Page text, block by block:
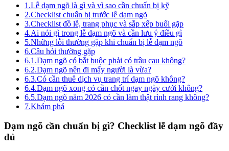
1.Lễ dạm ngõ là gì và vì sao cần chuẩn bị kỹ
2.Checklist chuẩn bị trước lễ dạm ngõ
3.Checklist đồ lễ, trang phục và sắp xếp buổi gặp
4.Ai nói gì trong lễ dạm ngõ và cần lưu ý điều gì
5.Những lỗi thường gặp khi chuẩn bị lễ dạm ngõ
6.Câu hỏi thường gặp
6.1.Dạm ngõ có bắt buộc phải có trầu cau không?
6.2.Dạm ngõ nên đi mấy người là vừa?
6.3.Có cần thuê dịch vụ trang trí dạm ngõ không?
6.4.Dạm ngõ xong có cần chốt ngay ngày cưới không?
6.5.Dạm ngõ năm 2026 có cần làm thật rình rang không?
7.Khám phá
Dạm ngõ cần chuẩn bị gì? Checklist lễ dạm ngõ đầy
đủ